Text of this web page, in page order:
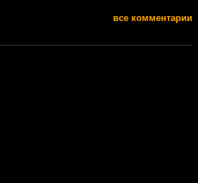
все комментарии